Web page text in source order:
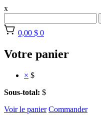
x
0,00 $ 0
Votre panier
× $
Sous-total: $
Voir le panier Commander